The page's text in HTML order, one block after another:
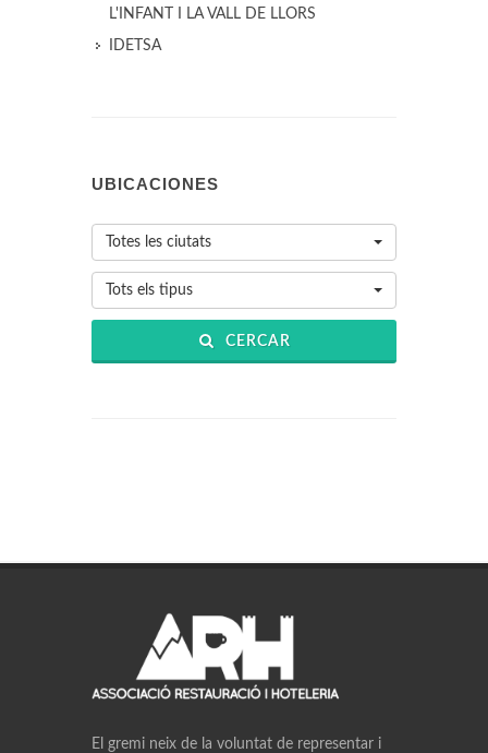
L'INFANT I LA VALL DE LLORS
IDETSA
UBICACIONES
Totes les ciutats
Tots els tipus
CERCAR
El gremi neix de la voluntat de representar i